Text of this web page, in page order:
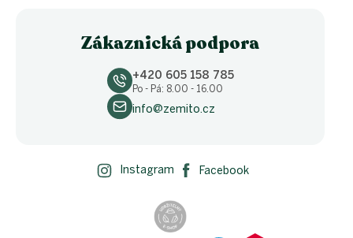
Zákaznická podpora
+420 605 158 785
Po - Pá: 8.00 - 16.00
info@zemito.cz
Instagram Facebook